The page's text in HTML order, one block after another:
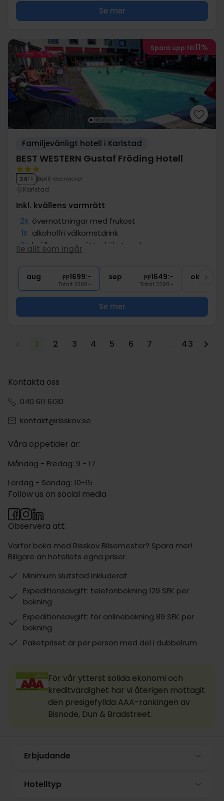
Se mer
Spara upp till11%
Familjevänligt hotell i Karlstad
BEST WESTERN Gustaf Fröding Hotell
3.8/ 5 Bra 18 recensioner
Karlstad
Inkl. kvällens varmrätt
2x övernattningar med frukost
1x alkoholfri välkomstdrink
2x kvällens varmrätt - kökets val
Tillgång till relaxavd. med bastu
∞ Gratis parkering och internet
Se allt som ingår
aug pp1699:-
Totalt 3398:-
sep pp1649:-
Totalt 3298:-
okt
Se mer
1 2 3 4 5 6 7 43
Kontakta oss
040 611 6130
kontakt@risskov.se
Våra öppetider är:
Måndag - Fredag: 9 - 17
Lördag - Söndag: 10-15
Observera att:
Varför boka med Risskov Bilsemester? Spara mer!
Billgare än hotellets egna priser.
Minimum slutstäd inkluderat
Expeditionsavgift: telefonbokning 129 SEK per
bokning
Expeditionsavgift: för onlinebokning 89 SEK per
bokning
Paketpriset är per person med del i dubbelrum
Follow us on social media
För vår ytterst solida ekonomi och
kreditvärdighet har vi återigen mottagit
den presigefyllda AAA-rankingen av
Bisnode, Dun & Bradstreet.
Erbjudande
Hotelltyp